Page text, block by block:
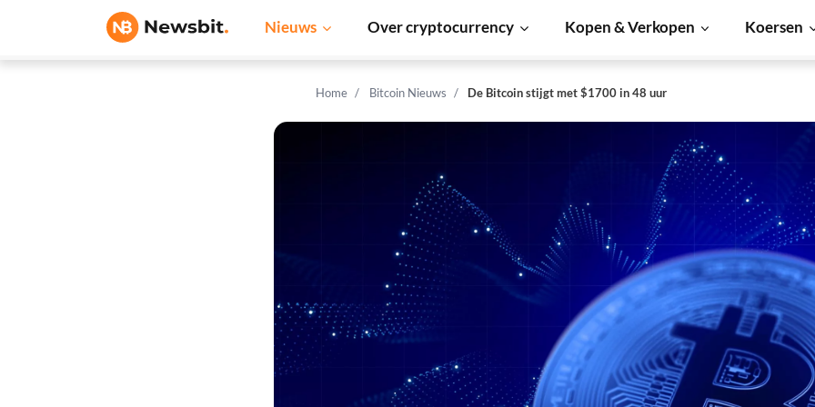
Nieuws Over cryptocurrency Kopen & Verkopen Koersen
Home Bitcoin Nieuws De Bitcoin stijgt met $1700 in 48 uur